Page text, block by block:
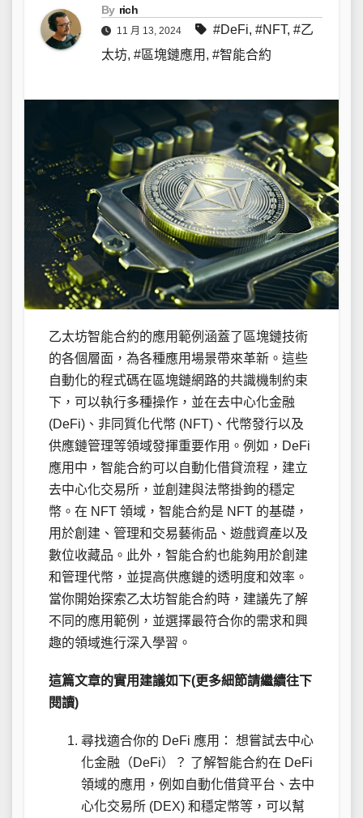
By rich
11 月 13, 2024 #DeFi, #NFT, #乙
太坊, #區塊鏈應用 , #智能合約
乙太坊智能合約的應用範例涵蓋了區塊鏈技術
的各個層面，為各種應用場景帶來革新。這些
自動化的程式碼在區塊鏈網路的共識機制約束
下，可以執行多種操作，並在去中心化金融
(DeFi)、非同質化代幣 (NFT)、代幣發行以及
供應鏈管理等領域發揮重要作用。例如，DeFi
應用中，智能合約可以自動化借貸流程，建立
去中心化交易所，並創建與法幣掛鉤的穩定
幣。在 NFT 領域，智能合約是 NFT 的基礎，
用於創建、管理和交易藝術品、遊戲資產以及
數位收藏品。此外，智能合約也能夠用於創建
和管理代幣，並提高供應鏈的透明度和效率。
當你開始探索乙太坊智能合約時，建議先了解
不同的應用範例，並選擇最符合你的需求和興
趣的領域進行深入學習。
這篇文章的實用建議如下(更多細節請繼續往下
閱讀)
尋找適合你的 DeFi 應用： 想嘗試去中心
化金融（DeFi）？ 了解智能合約在 DeFi
領域的應用，例如自動化借貸平台、去中
心化交易所 (DEX) 和穩定幣等，可以幫